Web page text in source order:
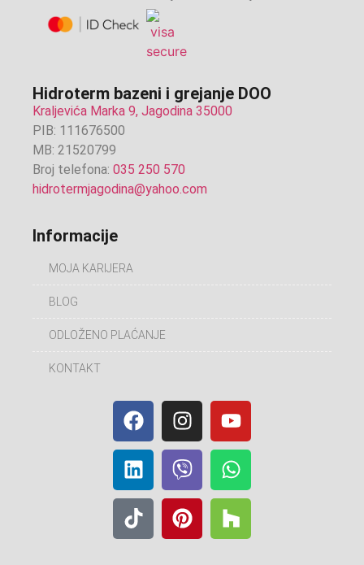
Hidroterm bazeni i grejanje DOO
Kraljevića Marka 9, Jagodina 35000
PIB: 111676500
MB: 21520799
Broj telefona: 035 250 570
hidrotermjagodina@yahoo.com
Informacije
MOJA KARIJERA
BLOG
ODLOŽENO PLAĆANJE
KONTAKT